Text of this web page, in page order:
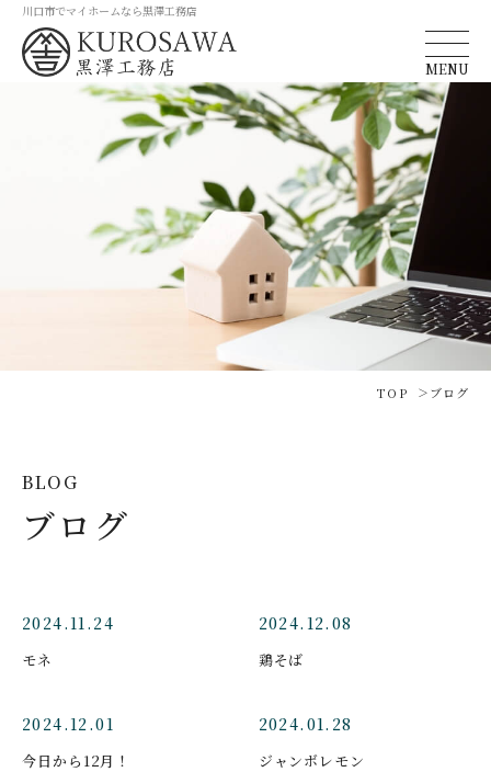
川口市でマイホームなら黒澤工務店
MENU
TOP ブログ
BLOG
ブログ
2024.11.24
モネ
2024.12.08
鶏そば
2024.12.01
今日から12月！
2024.01.28
ジャンボレモン